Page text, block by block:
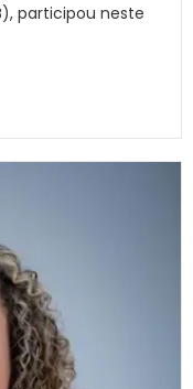
participou neste